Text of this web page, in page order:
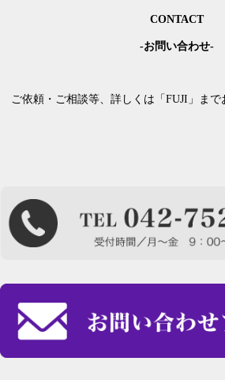
CONTACT
-お問い合わせ-
ご依頼・ご相談等、詳しくは「FUJI」まで